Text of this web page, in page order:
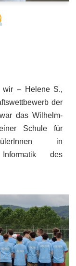
wir – Helene S.,
der
das Wilhelm-
Schule für
in
Informatik des